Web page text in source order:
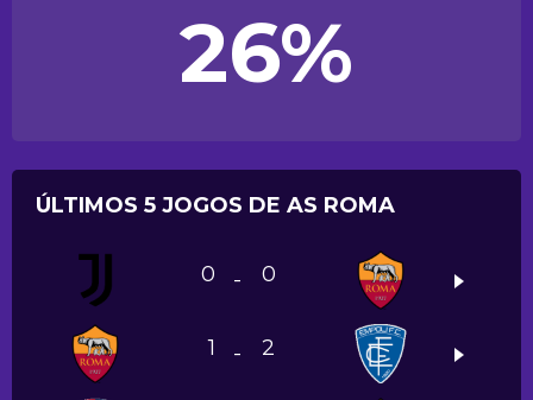
26%
ÚLTIMOS 5 JOGOS DE AS ROMA
0 - 0
1 - 2